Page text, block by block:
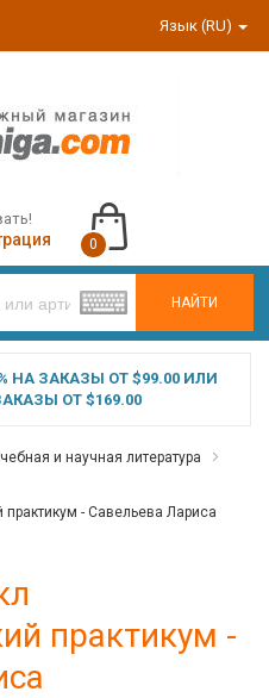
Язык (RU)
НАЙТИ
0
НА ЗАКАЗЫ ОТ $99.00 ИЛИ
ОТ $169.00
и научная литература
- Савельева Лариса
практикум -